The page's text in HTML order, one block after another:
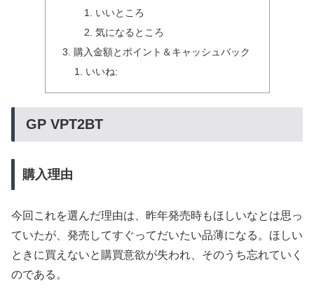
いいところ
気になるところ
購入金額とポイント＆キャッシュバック
いいね:
GP VPT2BT
購入理由
今回これを選んだ理由は、昨年発売時もほしいなとは思っ
ていたが、発売してすぐってだいたい品薄になる。ほしい
ときに買えないと購買意欲が失われ、そのうち忘れていく
のである。